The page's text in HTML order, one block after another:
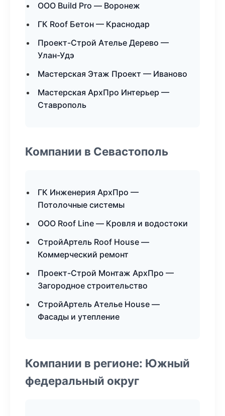
ООО Build Pro — Воронеж
ГК Roof Бетон — Краснодар
Проект-Строй Ателье Дерево —
Улан-Удэ
Мастерская Этаж Проект — Иваново
Мастерская АрхПро Интерьер —
Ставрополь
Компании в Севастополь
ГК Инженерия АрхПро —
Потолочные системы
ООО Roof Line — Кровля и водостоки
СтройАртель Roof House —
Коммерческий ремонт
Проект-Строй Монтаж АрхПро —
Загородное строительство
СтройАртель Ателье House —
Фасады и утепление
Компании в регионе: Южный
федеральный округ